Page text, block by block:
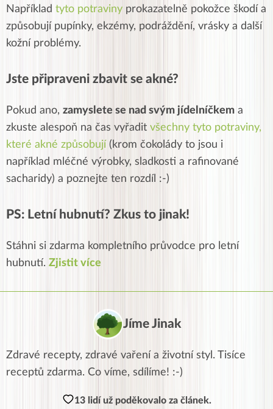
Například tyto potraviny prokazatelně pokožce škodí a
způsobují pupínky, ekzémy, podráždění, vrásky a další
kožní problémy.
Jste připraveni zbavit se akné?
Pokud ano, zamyslete se nad svým jídelníčkem a
zkuste alespoň na čas vyřadit všechny tyto potraviny,
které akné způsobují (krom čokolády to jsou i
například mléčné výrobky, sladkosti a rafinované
sacharidy) a poznejte ten rozdíl :-)
PS: Letní hubnutí? Zkus to jinak!
Stáhni si zdarma kompletního průvodce pro letní
hubnutí. Zjistit více
Jíme Jinak
Zdravé recepty, zdravé vaření a životní styl. Tisíce
receptů zdarma. Co víme, sdílíme! :-)
13 lidí už poděkovalo za článek.